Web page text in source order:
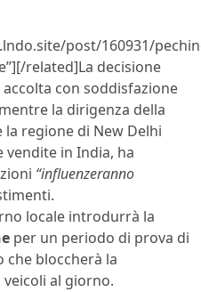
post/160931/
related]La decisione
con soddisfazione
la dirigenza della
la regione di New Delhi
in India, ha
“influenzeranno
locale introdurrà la
per un periodo di prova di
che bloccherà la
al giorno.